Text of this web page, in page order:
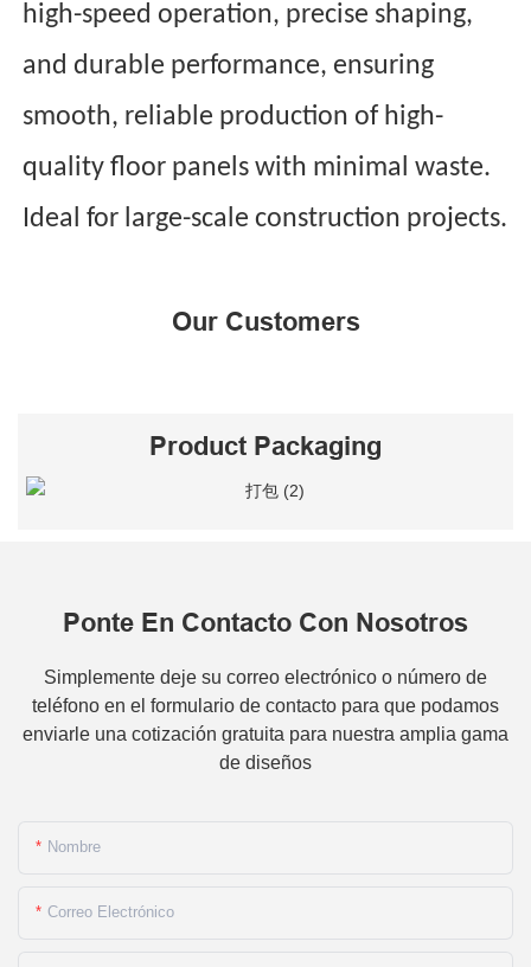
high-speed operation, precise shaping,
and durable performance, ensuring
smooth, reliable production of high-
quality floor panels with minimal waste.
Ideal for large-scale construction projects.
Our Customers
Product Packaging
Ponte En Contacto Con Nosotros
Simplemente deje su correo electrónico o número de
teléfono en el formulario de contacto para que podamos
enviarle una cotización gratuita para nuestra amplia gama
de diseños
Nombre
Correo Electrónico